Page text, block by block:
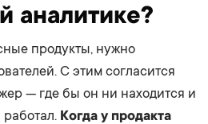
аналитике?
продукты, нужно
С этим согласится
— где бы он ни находится и
Когда у продакта